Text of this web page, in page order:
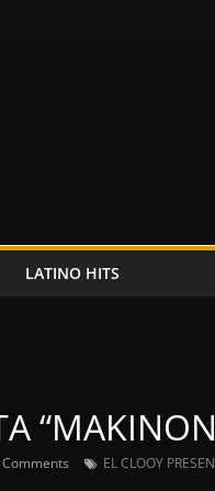
LATINO HITS
EL CLOOY